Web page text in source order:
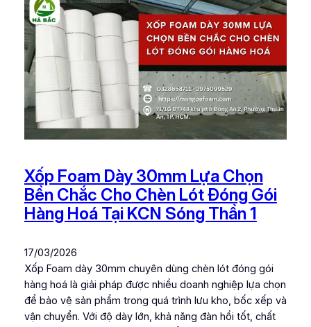
Xốp Foam Dày 30mm Lựa Chọn
Bền Chắc Cho Chèn Lót Đóng Gói
Hàng Hoá Tại KCN Sóng Thần 1
17/03/2026
Xốp Foam dày 30mm chuyên dùng chèn lót đóng gói
hàng hoá là giải pháp được nhiều doanh nghiệp lựa chọn
để bảo vệ sản phẩm trong quá trình lưu kho, bốc xếp và
vận chuyển. Với độ dày lớn, khả năng đàn hồi tốt, chất